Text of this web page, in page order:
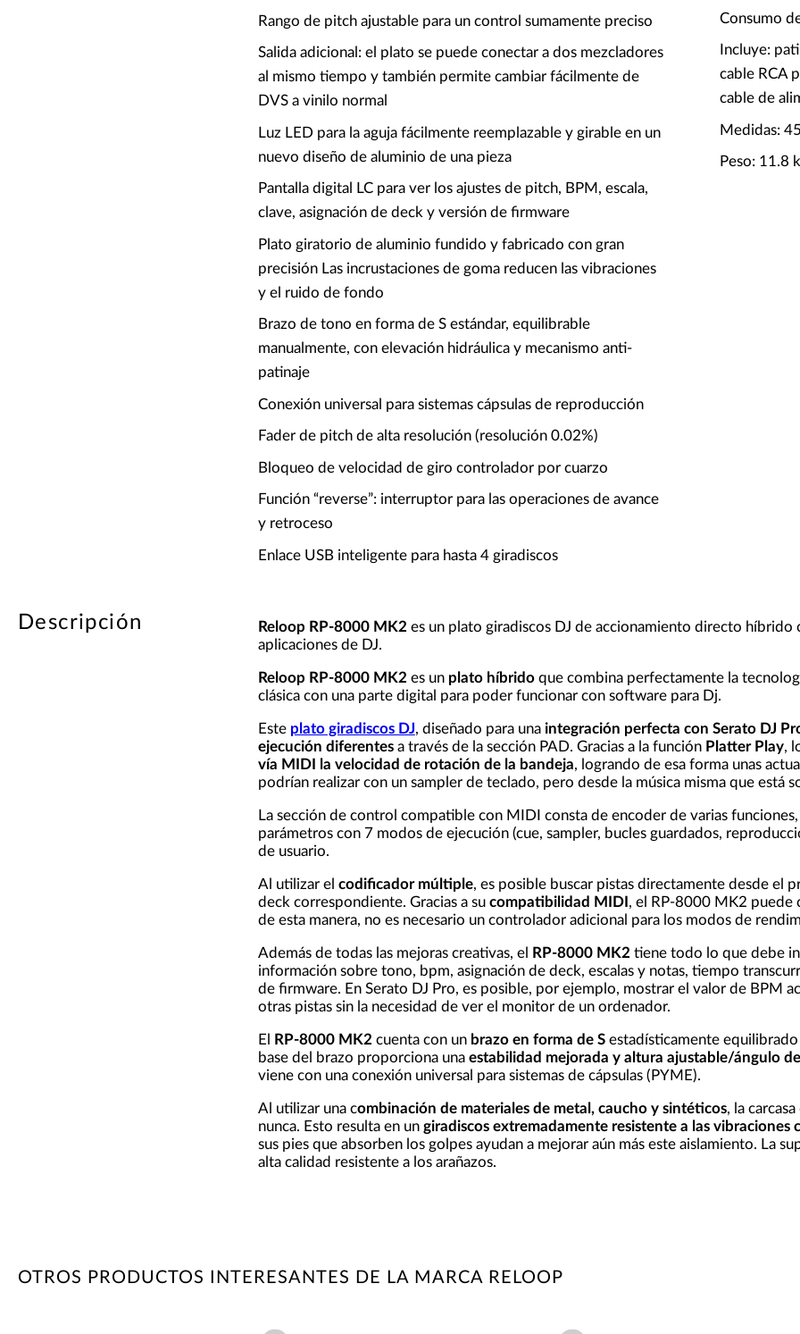
Rango de pitch ajustable para un control sumamente preciso
Salida adicional: el plato se puede conectar a dos mezcladores
al mismo tiempo y también permite cambiar fácilmente de
DVS a vinilo normal
Luz LED para la aguja fácilmente reemplazable y girable en un
nuevo diseño de aluminio de una pieza
Pantalla digital LC para ver los ajustes de pitch, BPM, escala,
clave, asignación de deck y versión de firmware
Plato giratorio de aluminio fundido y fabricado con gran
precisión Las incrustaciones de goma reducen las vibraciones
y el ruido de fondo
Brazo de tono en forma de S estándar, equilibrable
manualmente, con elevación hidráulica y mecanismo anti-
patinaje
Conexión universal para sistemas cápsulas de reproducción
Fader de pitch de alta resolución (resolución 0.02%)
Bloqueo de velocidad de giro controlador por cuarzo
Función “reverse”: interruptor para las operaciones de avance
y retroceso
Enlace USB inteligente para hasta 4 giradiscos
Consumo
Incluye:
cable RCA
cable de
Medidas:
Peso: 11.8
Descripción Reloop RP-8000 MK2 es un plato giradiscos DJ de accionamiento directo
aplicaciones de DJ.
Reloop RP-8000 MK2 es un plato híbridoque combina perfectamente la
clásica con una parte digital para poder funcionar con software para Dj.
Este plato giradiscos DJ, diseñado para una integración perfecta con Serato DJ
ejecución diferentesa través de la sección PAD. Gracias a la función Platter Play,
vía MIDI la velocidad de rotación de la bandeja, logrando de esa forma unas
podrían realizar con un sampler de teclado, pero desde la música misma que está
La sección de control compatible con MIDI consta de encoder de varias
parámetros con 7 modos de ejecución (cue, sampler, bucles guardados,
de usuario.
Al utilizar el codificador múltiple, es posible buscar pistas directamente desde el
deck correspondiente. Gracias a su compatibilidad MIDI , el RP-8000 MK2 puede
de esta manera, no es necesario un controlador adicional para los modos de
Además de todas las mejoras creativas, el RP-8000 MK2 tiene todo lo que debe
información sobre tono, bpm, asignación de deck, escalas y notas, tiempo
de firmware. En Serato DJ Pro, es posible, por ejemplo, mostrar el valor de BPM
otras pistas sin la necesidad de ver el monitor de un ordenador.
El RP-8000 MK2 cuenta con un brazo en forma de Sestadísticamente equilibrado
base del brazo proporciona una estabilidad mejorada y altura ajustable/ángulo
viene con una conexión universal para sistemas de cápsulas (PYME).
Al utilizar una combinación de materiales de metal, caucho y sintéticos, la
nunca. Esto resulta en un giradiscos extremadamente resistente a las vibraciones
sus pies que absorben los golpes ayudan a mejorar aún más este aislamiento. La
alta calidad resistente a los arañazos.
OTROS PRODUCTOS INTERESANTES DE LA MARCA RELOOP